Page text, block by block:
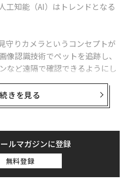
工知能（AI）はトレンドとなる
守りカメラというコンセプトが
像認識技術でペットを追跡し、
など遠隔で確認できるようにし
ナーの「ペットみるん」など
ペットが映っている部分だけを
る。
使おうとする製品もある。シャ
テム「ペットケアモニター」
続きを見る
ルマガジンに登録
無料登録